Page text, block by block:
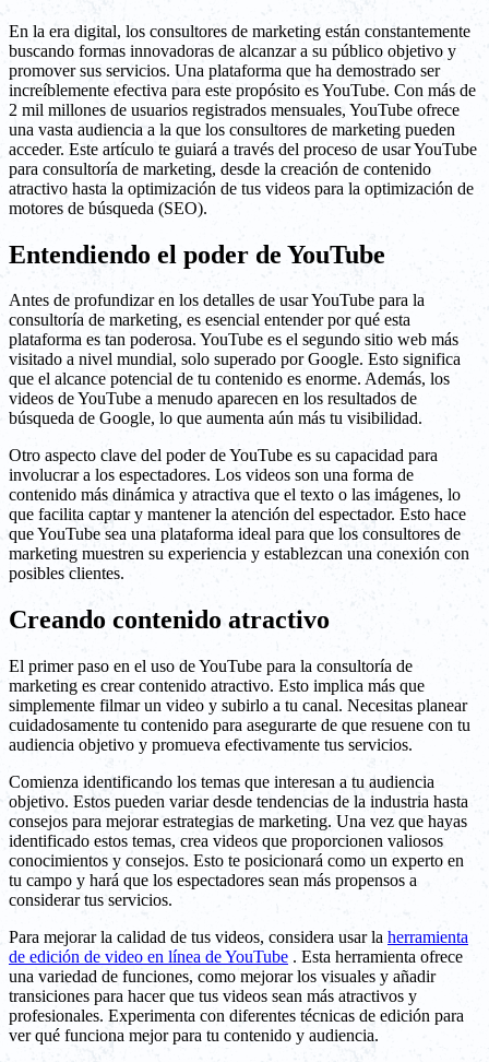
En la era digital, los consultores de marketing están constantemente
buscando formas innovadoras de alcanzar a su público objetivo y
promover sus servicios. Una plataforma que ha demostrado ser
increíblemente efectiva para este propósito es YouTube. Con más de
2 mil millones de usuarios registrados mensuales, YouTube ofrece
una vasta audiencia a la que los consultores de marketing pueden
acceder. Este artículo te guiará a través del proceso de usar YouTube
para consultoría de marketing, desde la creación de contenido
atractivo hasta la optimización de tus videos para la optimización de
motores de búsqueda (SEO).
Entendiendo el poder de YouTube
Antes de profundizar en los detalles de usar YouTube para la
consultoría de marketing, es esencial entender por qué esta
plataforma es tan poderosa. YouTube es el segundo sitio web más
visitado a nivel mundial, solo superado por Google. Esto significa
que el alcance potencial de tu contenido es enorme. Además, los
videos de YouTube a menudo aparecen en los resultados de
búsqueda de Google, lo que aumenta aún más tu visibilidad.
Otro aspecto clave del poder de YouTube es su capacidad para
involucrar a los espectadores. Los videos son una forma de
contenido más dinámica y atractiva que el texto o las imágenes, lo
que facilita captar y mantener la atención del espectador. Esto hace
que YouTube sea una plataforma ideal para que los consultores de
marketing muestren su experiencia y establezcan una conexión con
posibles clientes.
Creando contenido atractivo
El primer paso en el uso de YouTube para la consultoría de
marketing es crear contenido atractivo. Esto implica más que
simplemente filmar un video y subirlo a tu canal. Necesitas planear
cuidadosamente tu contenido para asegurarte de que resuene con tu
audiencia objetivo y promueva efectivamente tus servicios.
Comienza identificando los temas que interesan a tu audiencia
objetivo. Estos pueden variar desde tendencias de la industria hasta
consejos para mejorar estrategias de marketing. Una vez que hayas
identificado estos temas, crea videos que proporcionen valiosos
conocimientos y consejos. Esto te posicionará como un experto en
tu campo y hará que los espectadores sean más propensos a
considerar tus servicios.
Para mejorar la calidad de tus videos, considera usar la herramienta
de edición de video en línea de YouTube . Esta herramienta ofrece
una variedad de funciones, como mejorar los visuales y añadir
transiciones para hacer que tus videos sean más atractivos y
profesionales. Experimenta con diferentes técnicas de edición para
ver qué funciona mejor para tu contenido y audiencia.